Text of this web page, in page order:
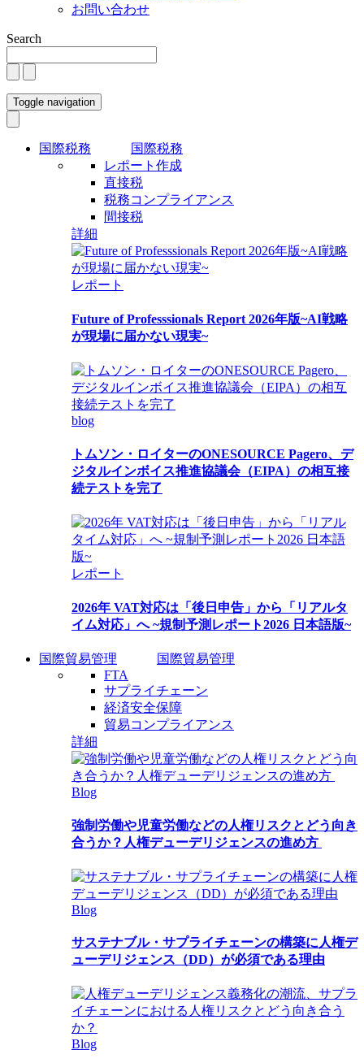
お問い合わせ
Search
Toggle navigation
国際税務
国際税務
レポート作成
直接税
税務コンプライアンス
間接税
詳細
レポート
Future of Professsionals Report 2026年版~AI戦略
が現場に届かない現実~
blog
トムソン・ロイターのONESOURCE Pagero、デ
ジタルインボイス推進協議会（EIPA）の相互接
続テストを完了
レポート
2026年 VAT対応は「後日申告」から「リアルタ
イム対応」へ ~規制予測レポート2026 日本語版~
国際貿易管理
国際貿易管理
FTA
サプライチェーン
経済安全保障
貿易コンプライアンス
詳細
Blog
強制労働や児童労働などの人権リスクとどう向き
合うか？人権デューデリジェンスの進め方
Blog
サステナブル・サプライチェーンの構築に人権デ
ューデリジェンス（DD）が必須である理由
Blog